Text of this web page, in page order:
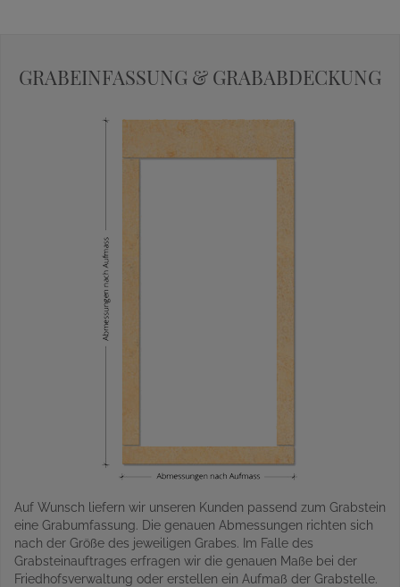
GRABEINFASSUNG & GRABABDECKUNG
Auf Wunsch liefern wir unseren Kunden passend zum Grabstein
eine Grabumfassung. Die genauen Abmessungen richten sich
nach der Größe des jeweiligen Grabes. Im Falle des
Grabsteinauftrages erfragen wir die genauen Maße bei der
Friedhofsverwaltung oder erstellen ein Aufmaß der Grabstelle.